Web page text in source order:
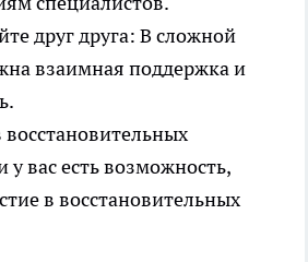
друг друга: В сложной
взаимная поддержка и
восстановительных
у вас есть возможность,
в восстановительных